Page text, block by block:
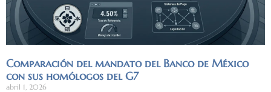
Comparación del mandato del Banco de México
con sus homólogos del G7
abril 1, 2026